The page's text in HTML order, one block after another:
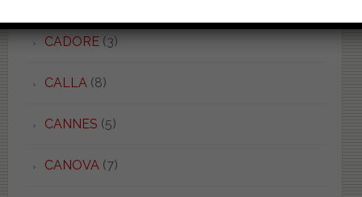
CADORE(3)
CALLA (8)
CANNES (5)
CANOVA (7)